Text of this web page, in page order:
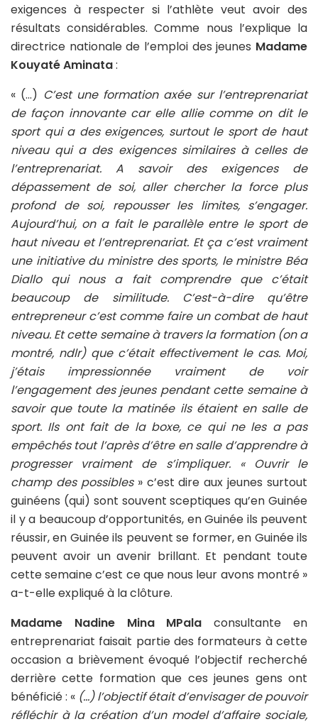
exigences à respecter si l’athlète veut avoir des
résultats considérables. Comme nous l’explique la
directrice nationale de l’emploi des jeunes Madame
Kouyaté Aminata:
« (…) C’est une formation axée sur l’entreprenariat
de façon innovante car elle allie comme on dit le
sport qui a des exigences, surtout le sport de haut
niveau qui a des exigences similaires à celles de
l’entreprenariat. A savoir des exigences de
dépassement de soi, aller chercher la force plus
profond de soi, repousser les limites, s’engager.
Aujourd’hui, on a fait le parallèle entre le sport de
haut niveau et l’entreprenariat. Et ça c’est vraiment
une initiative du ministre des sports, le ministre Béa
Diallo qui nous a fait comprendre que c’était
beaucoup de similitude. C’est-à-dire qu’être
entrepreneur c’est comme faire un combat de haut
niveau. Et cette semaine à travers la formation (on a
montré, ndlr) que c’était effectivement le cas. Moi,
j’étais impressionnée vraiment de voir
l’engagement des jeunes pendant cette semaine à
savoir que toute la matinée ils étaient en salle de
sport. Ils ont fait de la boxe, ce qui ne les a pas
empêchés tout l’après d’être en salle d’apprendre à
progresser vraiment de s’impliquer. « Ouvrir le
champ des possibles » c’est dire aux jeunes surtout
guinéens (qui) sont souvent sceptiques qu’en Guinée
il y a beaucoup d’opportunités, en Guinée ils peuvent
réussir, en Guinée ils peuvent se former, en Guinée ils
peuvent avoir un avenir brillant. Et pendant toute
cette semaine c’est ce que nous leur avons montré »
a-t-elle expliqué à la clôture.
Madame Nadine Mina MPala consultante en
entreprenariat faisait partie des formateurs à cette
occasion a brièvement évoqué l’objectif recherché
derrière cette formation que ces jeunes gens ont
bénéficié : « (…) l’objectif était d’envisager de pouvoir
réfléchir à la création d’un model d’affaire sociale,